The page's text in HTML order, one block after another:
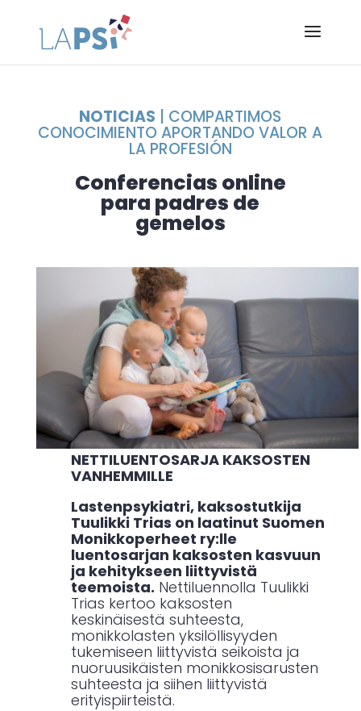
NOTICIAS | COMPARTIMOS
CONOCIMIENTO APORTANDO VALOR A
LA PROFESIÓN
Conferencias online
para padres de
gemelos
NETTILUENTOSARJA KAKSOSTEN
VANHEMMILLE
Lastenpsykiatri, kaksostutkija
Tuulikki Trias on laatinut Suomen
Monikkoperheet ry:lle
luentosarjan kaksosten kasvuun
ja kehitykseen liittyvistä
teemoista. Nettiluennolla Tuulikki
Trias kertoo kaksosten
keskinäisestä suhteesta,
monikkolasten yksilöllisyyden
tukemiseen liittyvistä seikoista ja
nuoruusikäisten monikkosisarusten
suhteesta ja siihen liittyvistä
erityispiirteistä.